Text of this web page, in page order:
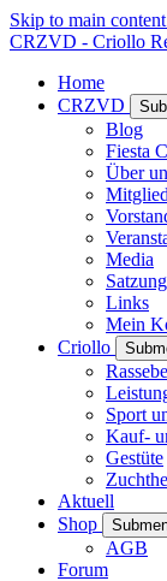
Skip to main content
CRZVD - Criollo
Home
CRZVD
Blog
Fiesta
Über
Media
Satzung
Links
Mein
Criollo
Sport
Kauf-
Gestüte
Aktuell
Shop
AGB
Forum